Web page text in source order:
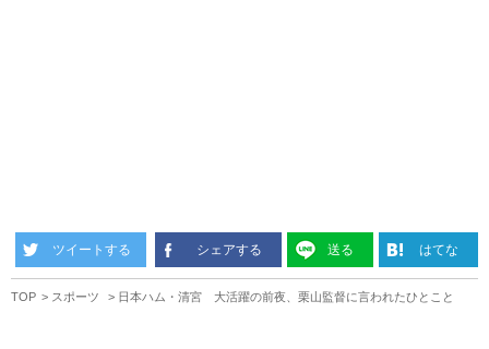
ツイートする シェアする 送る はてな
TOP スポーツ 日本ハム・清宮 大活躍の前夜、栗山監督に言われたひとこと